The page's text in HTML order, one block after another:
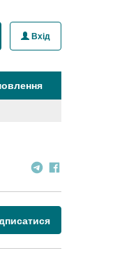
Вхід